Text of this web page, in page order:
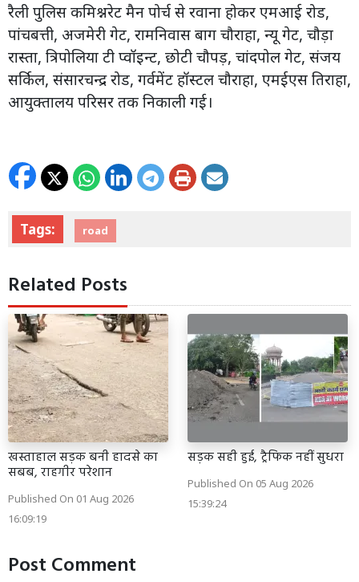
रैली पुलिस कमिश्नरेट मैन पोर्च से रवाना होकर एमआई रोड,
पांचबत्ती, अजमेरी गेट, रामनिवास बाग चौराहा, न्यू गेट, चौड़ा
रास्ता, त्रिपोलिया टी प्वॉइन्ट, छोटी चौपड़, चांदपोल गेट, संजय
सर्किल, संसारचन्द्र रोड, गर्वमेंट हॉस्टल चौराहा, एमईएस तिराहा,
आयुक्तालय परिसर तक निकाली गई।
Tags: road
Related Posts
खस्ताहाल सड़क बनी हादसे का
सबब, राहगीर परेशान
Published On 01 Aug 2026
16:09:19
सड़क सही हुई, ट्रैफिक नहीं सुधरा
Published On 05 Aug 2026
15:39:24
Post Comment